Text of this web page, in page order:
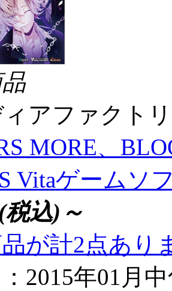
アファクト
MORE、
Vitaゲームソ
(税込)～
が計2点あり
2015年01月